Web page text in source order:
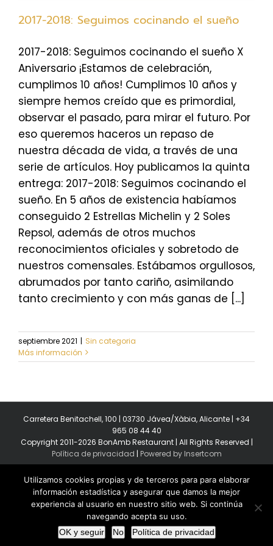
2017-2018: Seguimos cocinando el sueño
2017-2018: Seguimos cocinando el sueño X
Aniversario ¡Estamos de celebración,
cumplimos 10 años! Cumplimos 10 años y
siempre hemos creído que es primordial,
observar el pasado, para mirar el futuro. Por
eso queremos haceros un repaso de
nuestra década de vida, a través de una
serie de artículos. Hoy publicamos la quinta
entrega: 2017-2018: Seguimos cocinando el
sueño. En 5 años de existencia habíamos
conseguido 2 Estrellas Michelin y 2 Soles
Repsol, además de otros muchos
reconocimientos oficiales y sobretodo de
nuestros comensales. Estábamos orgullosos,
abrumados por tanto cariño, asimilando
tanto crecimiento y con más ganas de [...]
septiembre 2021 | Sin categoria
Más información
Carretera Benitachell, 100 | 03730 Jávea/Xàbia, Alicante | +34
965 08 44 40
Copyright 2011-2026 BonAmb Restaurant | All Rights Reserved |
Política de privacidad | Powered by Insertcom
Facebook
YouTubeInstagram
MyBusiness
Utilizamos cookies propias y de terceros para para elaborar
información estadística y asegurar que damos la mejor
experiencia al usuario en nuestro sitio web. Si continúa
navegando acepta su uso.
OK y seguir
No Política de privacidad